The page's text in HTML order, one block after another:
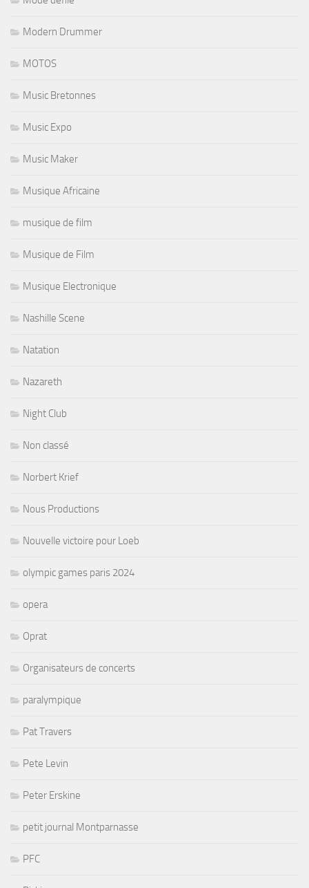
Modern Drummer
MOTOS
Music Bretonnes
Music Expo
Music Maker
Musique Africaine
musique de film
Musique de Film
Musique Electronique
Nashille Scene
Natation
Nazareth
Night Club
Non classé
Norbert Krief
Nous Productions
Nouvelle victoire pour Loeb
olympic games paris 2024
opera
Oprat
Organisateurs de concerts
paralympique
Pat Travers
Pete Levin
Peter Erskine
petit journal Montparnasse
PFC